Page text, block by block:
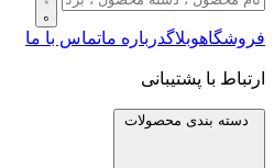
فروشگاهوبلاگدرباره ماتماس با ما
ارتباط با پشتیبانی
دسته بندی محصولات